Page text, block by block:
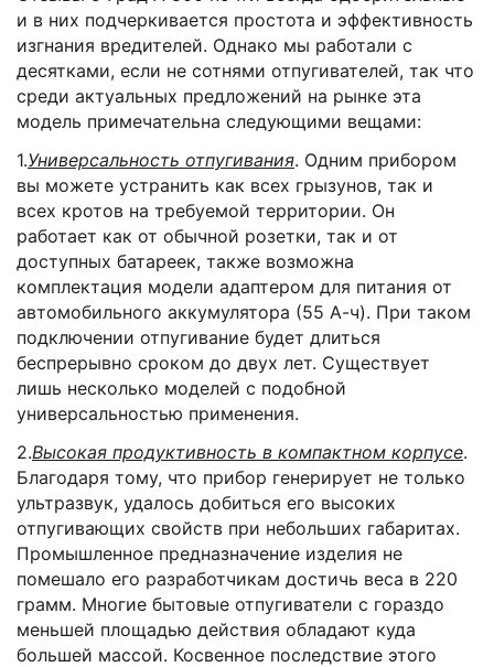
и в них подчеркивается простота и эффективность
изгнания вредителей. Однако мы работали с
десятками, если не сотнями отпугивателей, так что
среди актуальных предложений на рынке эта
модель примечательна следующими вещами:
1.Универсальность отпугивания. Одним прибором
вы можете устранить как всех грызунов, так и
всех кротов на требуемой территории. Он
работает как от обычной розетки, так и от
доступных батареек, также возможна
комплектация модели адаптером для питания от
автомобильного аккумулятора (55 А-ч). При таком
подключении отпугивание будет длиться
беспрерывно сроком до двух лет. Существует
лишь несколько моделей с подобной
универсальностью применения.
2.Высокая продуктивность в компактном корпусе.
Благодаря тому, что прибор генерирует не только
ультразвук, удалось добиться его высоких
отпугивающих свойств при небольших габаритах.
Промышленное предназначение изделия не
помешало его разработчикам достичь веса в 220
грамм. Многие бытовые отпугиватели с гораздо
меньшей площадью действия обладают куда
большей массой. Косвенное последствие этого